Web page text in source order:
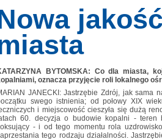
BYTOMSKA: Co dla miasta,
oznacza przyjęcie roli lokalnego
JANECKI: Jastrzębie Zdrój, jak sama
swego istnienia; od połowy XIX
i miejscowość cieszyła się dużą
60. decyzja o budowie kopalni - teren
- i od tego momentu rola
tego rodzaju działalności.